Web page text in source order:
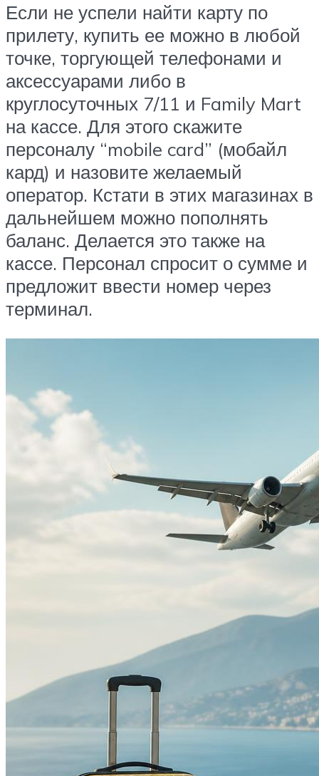
Если не успели найти карту по
прилету, купить ее можно в любой
точке, торгующей телефонами и
аксессуарами либо в
круглосуточных 7/11 и Family Mart
на кассе. Для этого скажите
персоналу “mobile card” (мобайл
кард) и назовите желаемый
оператор. Кстати в этих магазинах в
дальнейшем можно пополнять
баланс. Делается это также на
кассе. Персонал спросит о сумме и
предложит ввести номер через
терминал.